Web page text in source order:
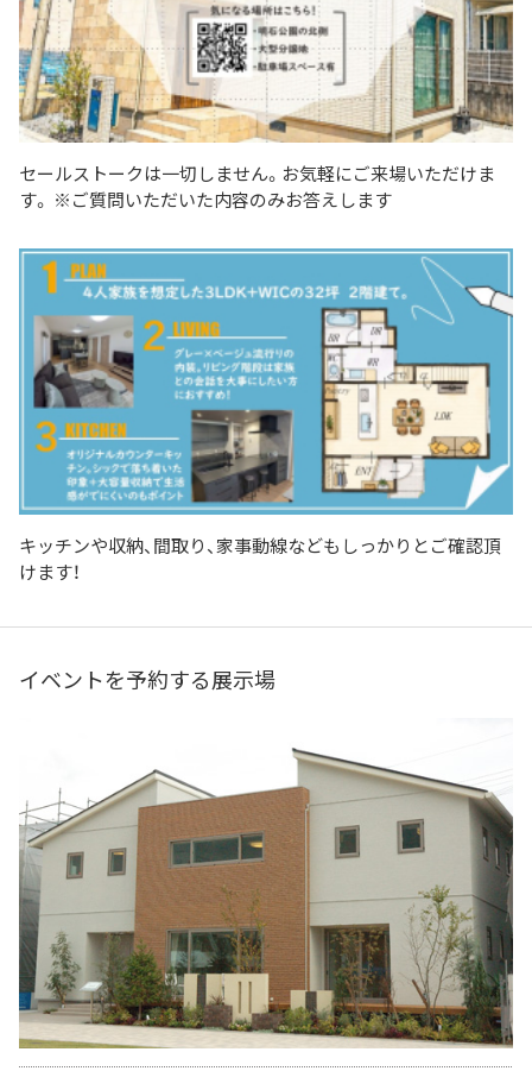
セールストークは一切しません。お気軽にご来場いただけま
す。 ※ご質問いただいた内容のみお答えします
キッチンや収納、間取り、家事動線などもしっかりとご確認頂
けます！
イベントを予約する展示場